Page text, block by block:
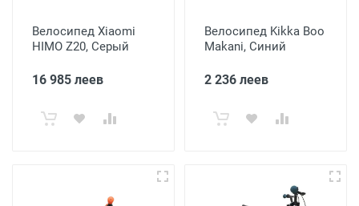
Велосипед Xiaomi
HIMO Z20, Серый
16 985 леев
Велосипед Kikka Boo
Makani, Синий
2 236 леев